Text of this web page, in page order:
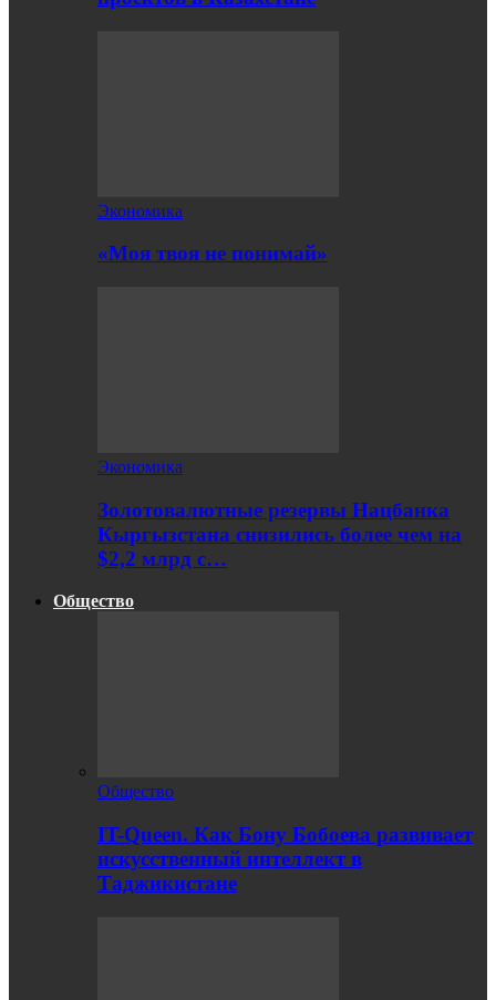
Экономика
«Моя твоя не понимай»
Экономика
Золотовалютные резервы Нацбанка
Кыргызстана снизились более чем на
$2,2 млрд с…
Общество
Общество
IT-Queen. Как Бону Бобоева развивает
искусственный интеллект в
Таджикистане